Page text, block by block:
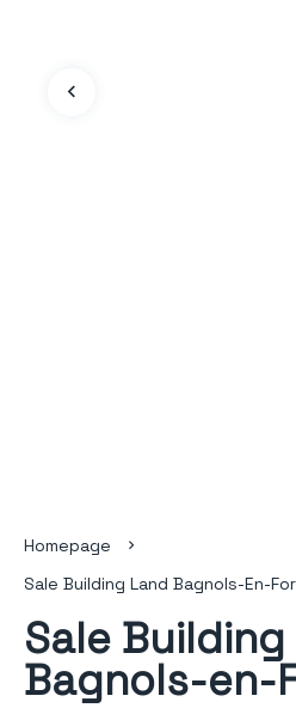
Homepage
Sale Building Land Bagnols-En-
Sale
Bagnols-en-